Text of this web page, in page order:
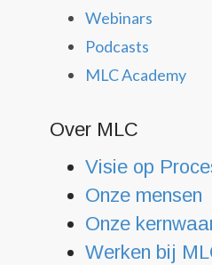
Webinars
Podcasts
MLC Academy
Over MLC
Visie op
Onze mensen
Onze
Werken bij